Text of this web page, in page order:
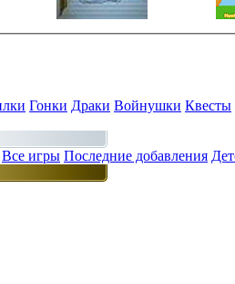
Гонки Драки Войнушки Квесты
Все игры Последние добавления